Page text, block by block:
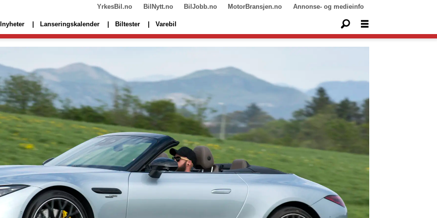
YrkesBil.no BilNytt.no BilJobb.no MotorBransjen.no Annonse- og medieinfo
Lanseringskalender Biltester Varebil